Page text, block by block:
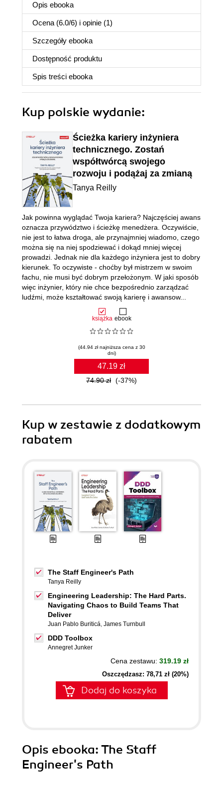
Opis ebooka
Ocena (6.0/6) i opinie (1)
Szczegóły ebooka
Dostępność produktu
Spis treści ebooka
Kup polskie wydanie:
Ścieżka kariery inżyniera
technicznego. Zostań
współtwórcą swojego
rozwoju i podążaj za zmianą
Tanya Reilly
książka ebook
(44.94 zł najniższa cena z 30
dni)
47.19 zł
74.90 zł (-37%)
Jak powinna wyglądać Twoja kariera? Najczęściej awans
oznacza przywództwo i ścieżkę menedżera. Oczywiście,
nie jest to łatwa droga, ale przynajmniej wiadomo, czego
można się na niej spodziewać i dokąd mniej więcej
prowadzi. Jednak nie dla każdego inżyniera jest to dobry
kierunek. To oczywiste - choćby był mistrzem w swoim
fachu, nie musi być dobrym przełożonym. W jaki sposób
więc inżynier, który nie chce bezpośrednio zarządzać
ludźmi, może kształtować swoją karierę i awansow...
Kup w zestawie z dodatkowym
rabatem
The Staff Engineer's Path
Tanya Reilly
Engineering Leadership: The Hard Parts.
Navigating Chaos to Build Teams That
Deliver
Juan Pablo Buriticá, James Turnbull
DDD Toolbox
Annegret Junker
Cena zestawu: 319.19 zł
Oszczędzasz: 78,71 zł (20%)
Dodaj do koszyka
Opis ebooka: The Staff
Engineer's Path